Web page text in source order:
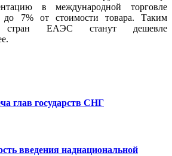
в международной торговле
до 7% от стоимости товара. Таким
стран ЕАЭС станут дешевле
глав государств СНГ
введения наднациональной